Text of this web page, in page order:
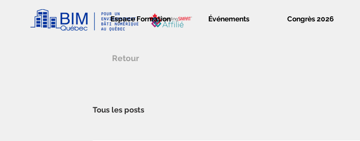
Espace Formation Événements Congrès 2026
Retour
Tous les posts